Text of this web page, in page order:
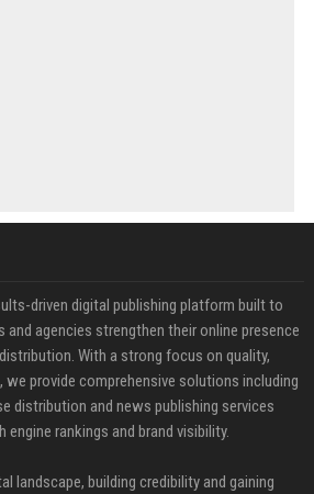
driven digital publishing platform built to
and agencies strengthen their online presence
With a strong focus on quality,
we provide comprehensive solutions including
distribution and news publishing services
engine rankings and brand visibility.
landscape, building credibility and gaining